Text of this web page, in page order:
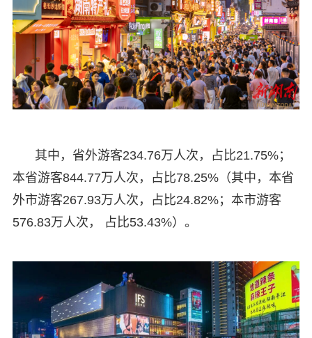
其中，省外游客234.76万人次，占比21.75%；
本省游客844.77万人次，占比78.25%（其中，本省
外市游客267.93万人次，占比24.82%；本市游客
576.83万人次， 占比53.43%）。